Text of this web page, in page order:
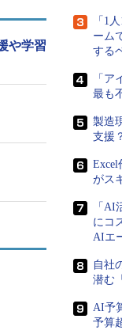
や学習
「1
ーム
する
「
最も
製造
支援
Excel
がス
「
にコ
AIエ
自社
潜む
AI予
予算